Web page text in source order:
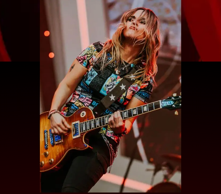
CLER CANIFRÚ